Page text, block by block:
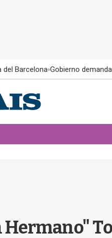
del Barcelona Gobierno